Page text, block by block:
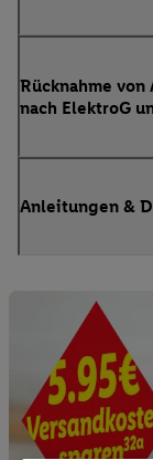
Rücknahme
nach ElektroG
Anleitungen &